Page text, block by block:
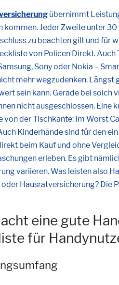
übernimmt
kommen. Jeder Zweite unter
zu beachten gilt und für
von Policen Direkt. Auch
Sony oder Nokia –
mehr wegzudenken. Längst
sein kann. Gerade bei solch
nicht ausgeschlossen. Eine
von der Tischkante: Im Worst
Kinderhände sind für den
beim Kauf und ohne
erleben. Es gibt
variieren. Was leisten also
Hausratversicherung? Die
eine gute
für